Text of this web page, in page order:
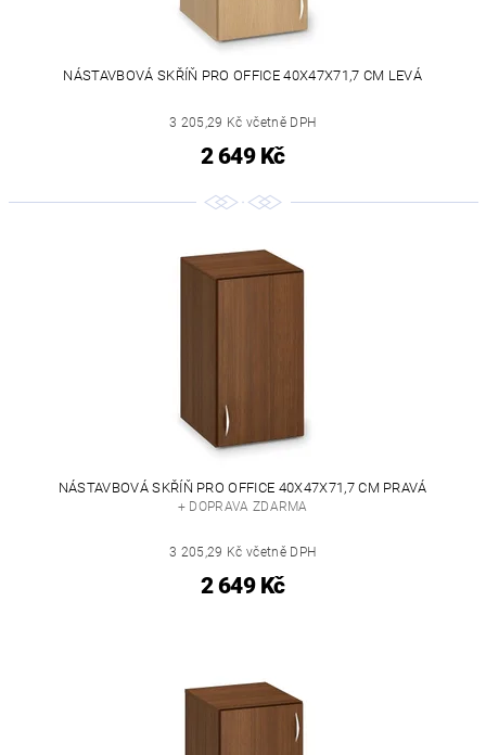
NÁSTAVBOVÁ SKŘÍŇ PRO OFFICE 40X47X71,7 CM LEVÁ
3 205,29 Kč včetně DPH
2 649 Kč
NÁSTAVBOVÁ SKŘÍŇ PRO OFFICE 40X47X71,7 CM PRAVÁ
+ DOPRAVA ZDARMA
3 205,29 Kč včetně DPH
2 649 Kč